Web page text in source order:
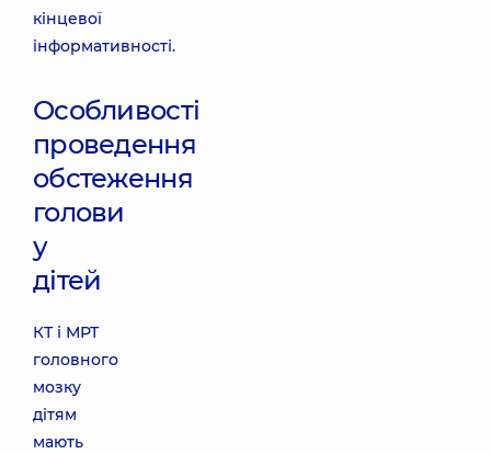
кінцевої
інформативності.
Особливості
проведення
обстеження
голови
у
дітей
КТ і МРТ
головного
мозку
дітям
мають